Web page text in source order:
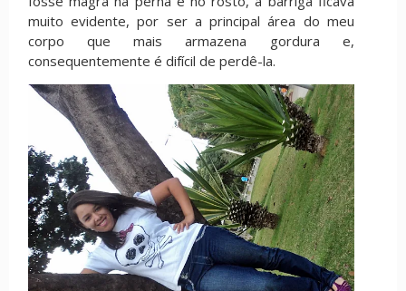
muito evidente, por ser a principal área do meu
corpo que mais armazena gordura e,
consequentemente é difícil de perdê-la.